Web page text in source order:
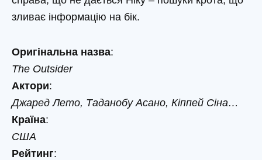
зливає інформацію на бік.
Оригінальна назва:
The Outsider
Актори:
Джаред Лето, Таданобу Асано, Кіппей Сіна…
Країна:
США
Рейтинг: